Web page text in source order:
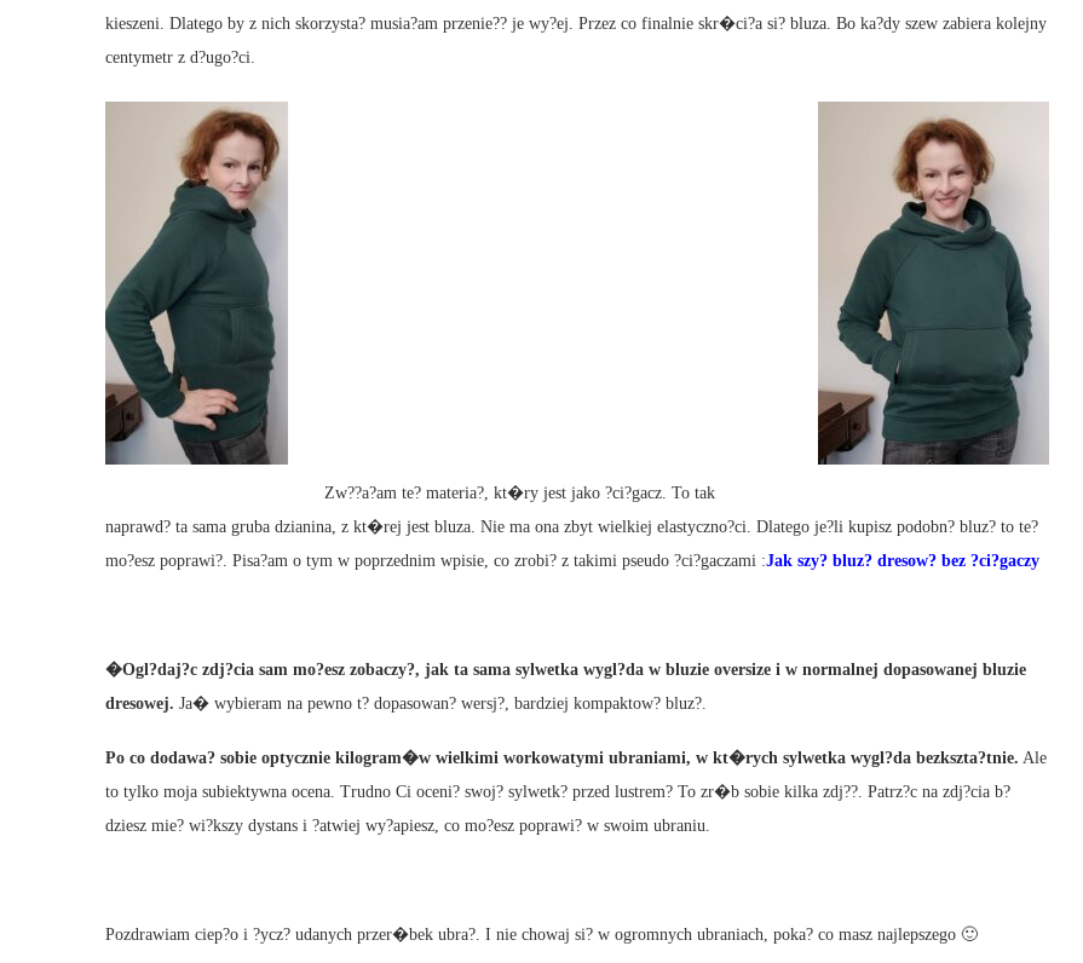
kieszeni. Dlatego by z nich skorzysta? musia?am przenie?? je wy?ej. Przez co finalnie skr�ci?a si? bluza. Bo ka?dy szew zabiera kolejny
centymetr z d?ugo?ci.
Zw??a?am te? materia?, kt�ry jest jako ?ci?gacz. To tak
naprawd? ta sama gruba dzianina, z kt�rej jest bluza. Nie ma ona zbyt wielkiej elastyczno?ci. Dlatego je?li kupisz podobn? bluz? to te?
mo?esz poprawi?. Pisa?am o tym w poprzednim wpisie, co zrobi? z takimi pseudo ?ci?gaczami :Jak szy? bluz? dresow? bez ?ci?gaczy
�Ogl?daj?c zdj?cia sam mo?esz zobaczy?, jak ta sama sylwetka wygl?da w bluzie oversize i w normalnej dopasowanej bluzie
dresowej. Ja� wybieram na pewno t? dopasowan? wersj?, bardziej kompaktow? bluz?.
Po co dodawa? sobie optycznie kilogram�w wielkimi workowatymi ubraniami, w kt�rych sylwetka wygl?da bezkszta?tnie. Ale
to tylko moja subiektywna ocena. Trudno Ci oceni? swoj? sylwetk? przed lustrem? To zr�b sobie kilka zdj??. Patrz?c na zdj?cia b?
dziesz mie? wi?kszy dystans i ?atwiej wy?apiesz, co mo?esz poprawi? w swoim ubraniu.
Pozdrawiam ciep?o i ?ycz? udanych przer�bek ubra?. I nie chowaj si? w ogromnych ubraniach, poka? co masz najlepszego 🙂